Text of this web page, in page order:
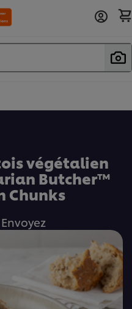
végétalien
Butcher™
Chunks
Envoyez